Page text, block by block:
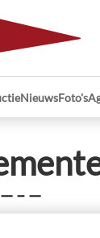
NieuwsFoto's
— – —